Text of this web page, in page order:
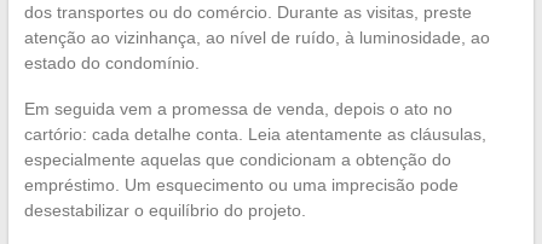
dos transportes ou do comércio. Durante as visitas, preste
atenção ao vizinhança, ao nível de ruído, à luminosidade, ao
estado do condomínio.
Em seguida vem a promessa de venda, depois o ato no
cartório: cada detalhe conta. Leia atentamente as cláusulas,
especialmente aquelas que condicionam a obtenção do
empréstimo. Um esquecimento ou uma imprecisão pode
desestabilizar o equilíbrio do projeto.